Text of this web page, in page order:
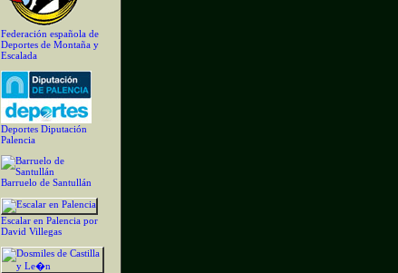
Federación española de
Deportes de Montaña y
Escalada
Deportes Diputación
Palencia
Barruelo de Santullán
Escalar en Palencia por
David Villegas